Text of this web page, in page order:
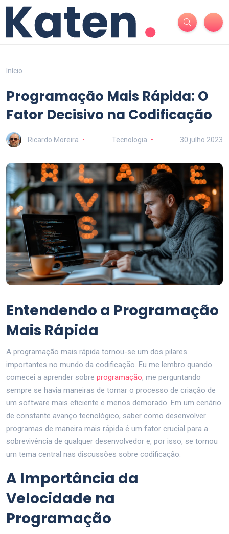
Início
Programação Mais Rápida: O
Fator Decisivo na Codificação
Ricardo Moreira Tecnologia 30 julho 2023
Entendendo a Programação
Mais Rápida
A programação mais rápida tornou-se um dos pilares
importantes no mundo da codificação. Eu me lembro quando
comecei a aprender sobre programação, me perguntando
sempre se havia maneiras de tornar o processo de criação de
um software mais eficiente e menos demorado. Em um cenário
de constante avanço tecnológico, saber como desenvolver
programas de maneira mais rápida é um fator crucial para a
sobrevivência de qualquer desenvolvedor e, por isso, se tornou
um tema central nas discussões sobre codificação.
A Importância da
Velocidade na
Programação